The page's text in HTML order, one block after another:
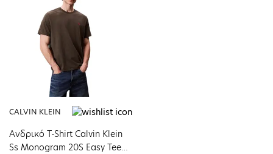
CALVIN KLEIN
Ανδρικό T-Shirt Calvin Klein
Ss Monogram 20S Easy Tee